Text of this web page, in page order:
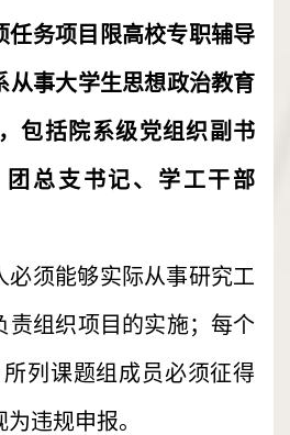
任务项目限高校专职辅导
从事大学生思想政治教育
包括院系级党组织副书
总支书记、学工干部
必须能够实际从事研究工
责组织项目的实施；每个
列课题组成员必须征得
违规申报。